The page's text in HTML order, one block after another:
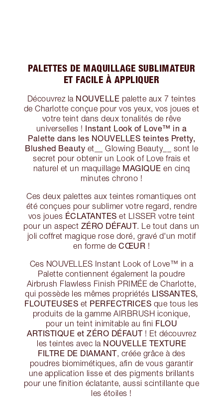
PALETTES DE MAQUILLAGE SUBLIMATEUR
ET FACILE À APPLIQUER
Découvrez la NOUVELLE palette aux 7 teintes
de Charlotte conçue pour vos yeux, vos joues et
votre teint dans deux tonalités de rêve
universelles ! Instant Look of Love™ in a
Palette dans les NOUVELLES teintes Pretty,
Blushed Beauty et__ Glowing Beauty__ sont le
secret pour obtenir un Look of Love frais et
naturel et un maquillage MAGIQUE en cinq
minutes chrono !
Ces deux palettes aux teintes romantiques ont
été conçues pour sublimer votre regard, rendre
vos joues ÉCLATANTES et LISSER votre teint
pour un aspect ZÉRO DÉFAUT. Le tout dans un
joli coffret magique rose doré, gravé d'un motif
en forme de CŒUR !
Ces NOUVELLES Instant Look of Love™ in a
Palette contiennent également la poudre
Airbrush Flawless Finish PRIMÉE de Charlotte,
qui possède les mêmes propriétés LISSANTES,
FLOUTEUSES et PERFECTRICES que tous les
produits de la gamme AIRBRUSH iconique,
pour un teint inimitable au fini FLOU
ARTISTIQUE et ZÉRO DÉFAUT! Et découvrez
les teintes avec la NOUVELLE TEXTURE
FILTRE DE DIAMANT, créée grâce à des
poudres biomimétiques, afin de vous garantir
une application lisse et des pigments brillants
pour une finition éclatante, aussi scintillante que
les étoiles !